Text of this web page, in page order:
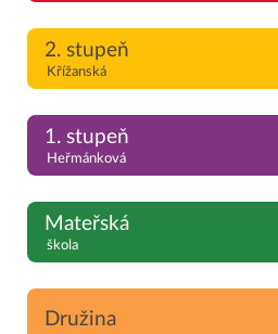
2. stupeň
Křížanská
1. stupeň
Heřmánková
Mateřská
škola
Družina